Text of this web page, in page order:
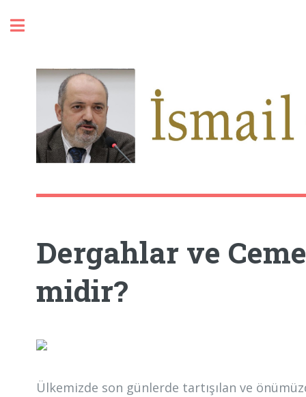
Dergahlar ve
midir?
Ülkemizde son günlerde tartışılan ve